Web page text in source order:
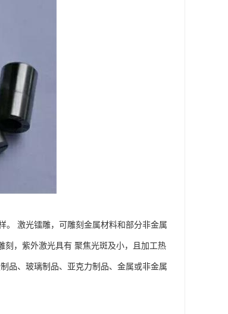
。 激光镭雕，可雕刻金属材料和部分非金属
刻，紫外激光具有 聚焦光斑及小，且加工热
品、玻璃制品、亚克力制品、金属或非金属